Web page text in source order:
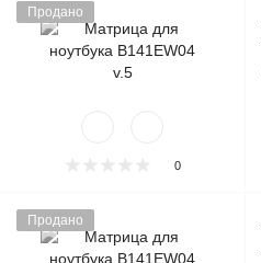
Продано
0
Продано